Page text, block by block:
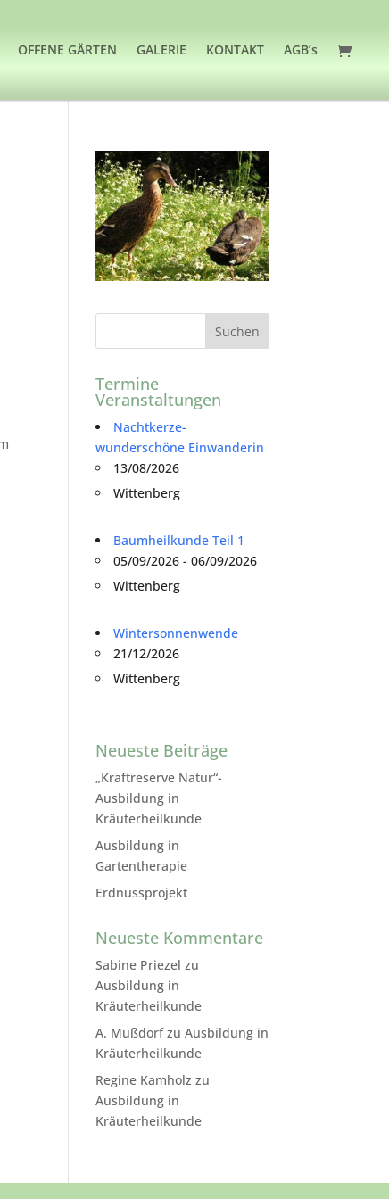
OFFENE GÄRTEN GALERIE KONTAKT AGB’s
Termine
Veranstaltungen
Nachtkerze-
wunderschöne Einwanderin
13/08/2026
Wittenberg
Baumheilkunde Teil 1
05/09/2026 - 06/09/2026
Wittenberg
Wintersonnenwende
21/12/2026
Wittenberg
Neueste Beiträge
„Kraftreserve Natur“-
Ausbildung in
Kräuterheilkunde
Ausbildung in
Gartentherapie
Erdnussprojekt
Neueste Kommentare
Sabine Priezel zu
Ausbildung in
Kräuterheilkunde
A. MußdorfzuAusbildung in
Kräuterheilkunde
Regine Kamholz zu
Ausbildung in
Kräuterheilkunde